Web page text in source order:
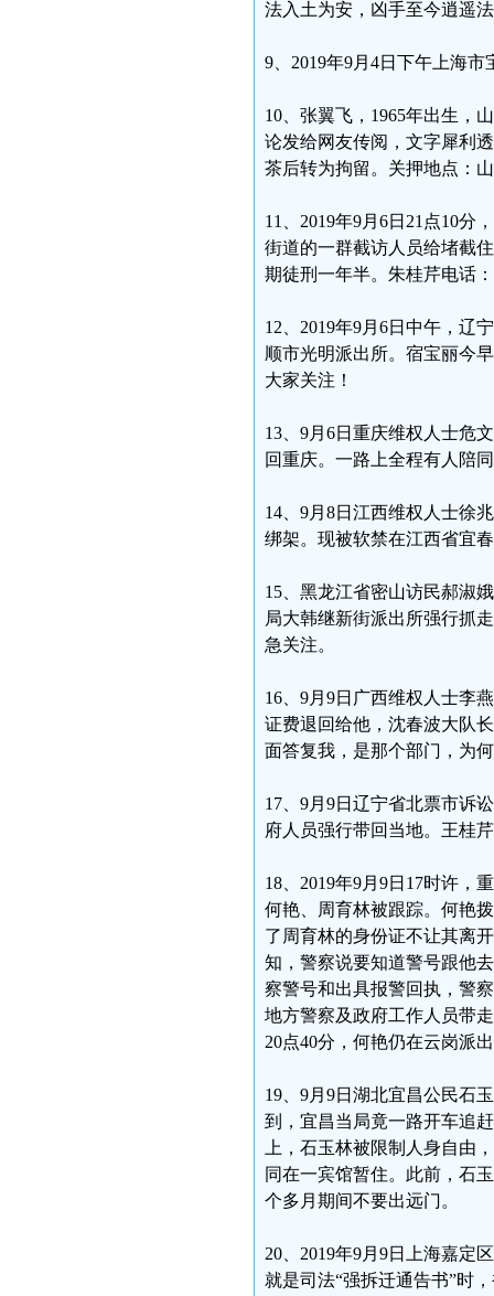
法入土为安，凶手至今逍遥
9、2019年9月4日下午上海
10、张翼飞，1965年出生，
论发给网友传阅，文字犀利
茶后转为拘留。关押地点：
11、2019年9月6日21点10分
街道的一群截访人员给堵截
期徒刑一年半。朱桂芹电话：
12、2019年9月6日中午，辽
顺市光明派出所。宿宝丽今
大家关注！
13、9月6日重庆维权人士危
回重庆。一路上全程有人陪
14、9月8日江西维权人士徐
绑架。现被软禁在江西省宜
15、黑龙江省密山访民郝淑
局大韩继新街派出所强行抓
急关注。
16、9月9日广西维权人士李
证费退回给他，沈春波大队
面答复我，是那个部门，为
17、9月9日辽宁省北票市诉
府人员强行带回当地。王桂
18、2019年9月9日17时许，
何艳、周育林被跟踪。何艳
了周育林的身份证不让其离
知，警察说要知道警号跟他
察警号和出具报警回执，警
地方警察及政府工作人员带
20点40分，何艳仍在云岗派
19、9月9日湖北宜昌公民石
到，宜昌当局竟一路开车追
上，石玉林被限制人身自由
同在一宾馆暂住。此前，石
个多月期间不要出远门。
20、2019年9月9日上海嘉定
就是司法“强拆迁通告书”时